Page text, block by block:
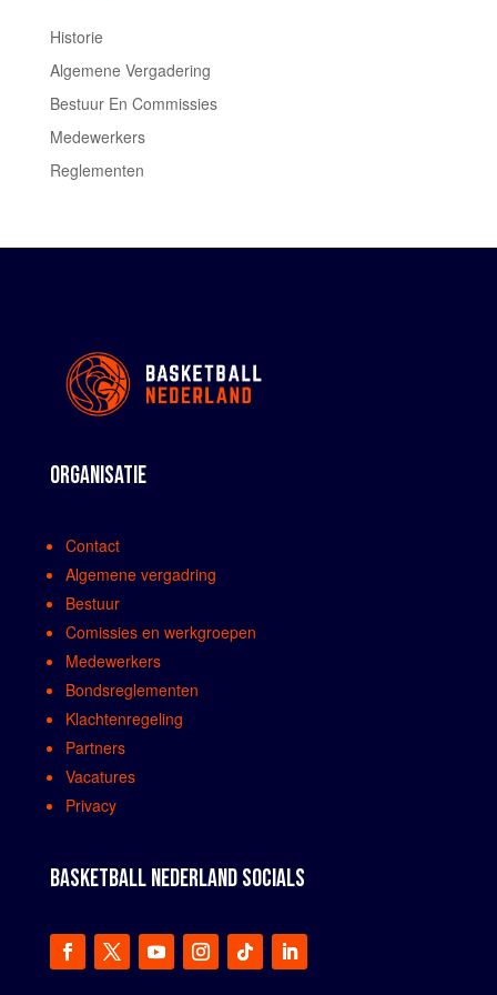
Historie
Algemene Vergadering
Bestuur En Commissies
Medewerkers
Reglementen
ORGANISATIE
Contact
Algemene vergadring
Bestuur
Comissies en werkgroepen
Medewerkers
Bondsreglementen
Klachtenregeling
Partners
Vacatures
Privacy
BASKETBALL NEDERLAND SOCIALS